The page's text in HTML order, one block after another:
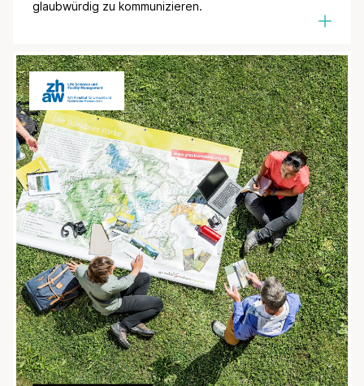
glaubwürdig zu kommunizieren.